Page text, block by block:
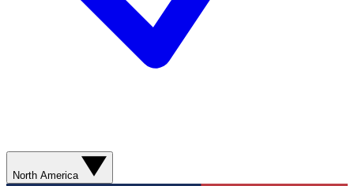
North America